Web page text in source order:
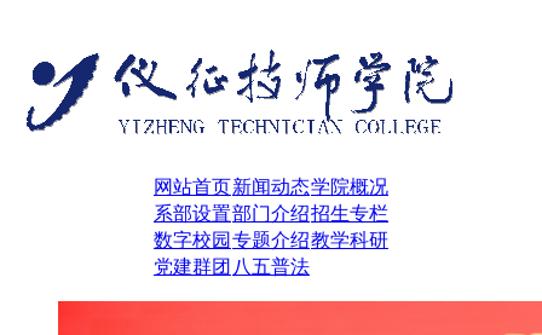
网站首页新闻动态学院概况
系部设置部门介绍招生专栏
数字校园 专题介绍教学科研
党建群团 八五普法